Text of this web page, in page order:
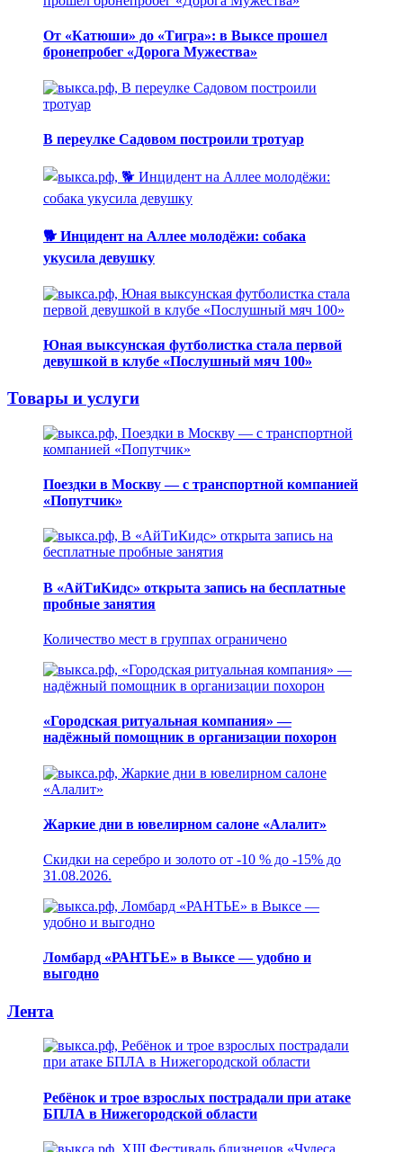
От «Катюши» до «Тигра»: в Выксе прошел
бронепробег «Дорога Мужества»
В переулке Садовом построили тротуар
🐕 Инцидент на Аллее молодёжи: собака
укусила девушку
Юная выксунская футболистка стала первой
девушкой в клубе «Послушный мяч 100»
Товары и услуги
Поездки в Москву — с транспортной компанией
«Попутчик»
В «АйТиКидс» открыта запись на бесплатные
пробные занятия
Количество мест в группах ограничено
«Городская ритуальная компания» —
надёжный помощник в организации похорон
Жаркие дни в ювелирном салоне «Алалит»
Скидки на серебро и золото от -10 % до -15% до
31.08.2026.
Ломбард «РАНТЬЕ» в Выксе — удобно и
выгодно
Лента
Ребёнок и трое взрослых пострадали при атаке
БПЛА в Нижегородской области